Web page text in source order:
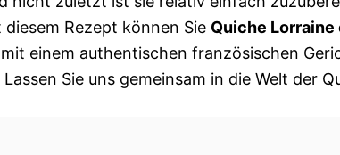
Rezept können Sie Quiche
einem authentischen französischen
Sie uns gemeinsam in die Welt der